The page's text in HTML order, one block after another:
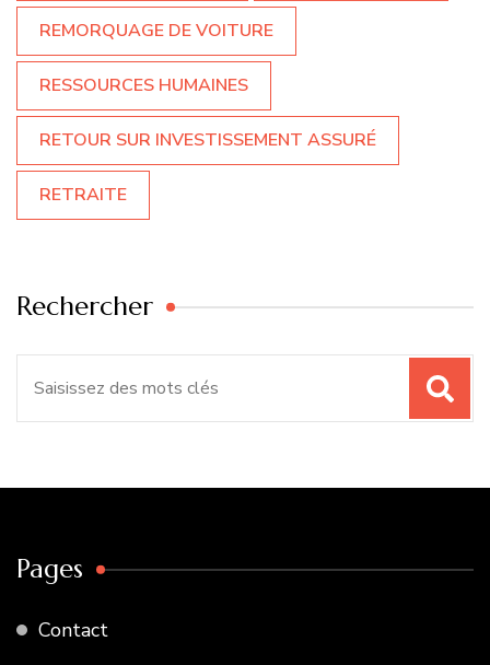
REMORQUAGE DE VOITURE
RESSOURCES HUMAINES
RETOUR SUR INVESTISSEMENT ASSURÉ
RETRAITE
Rechercher
Pages
Contact